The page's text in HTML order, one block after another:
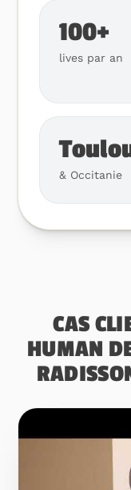
100+
lives par an
& Occitanie
CAS
HUMAN